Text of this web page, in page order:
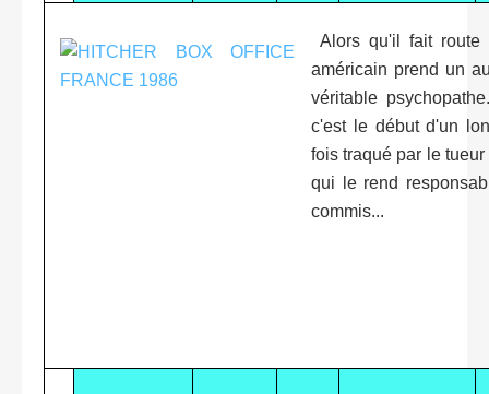
Alors qu'il fait
américain prend un
véritable
c'est le début d'un
fois traqué par le
qui le rend
commis...